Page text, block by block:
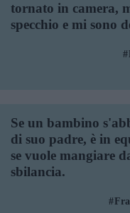
tornato in camera,
specchio e mi sono
Se un bambino
di suo padre, è in
se vuole mangiare
sbilancia.